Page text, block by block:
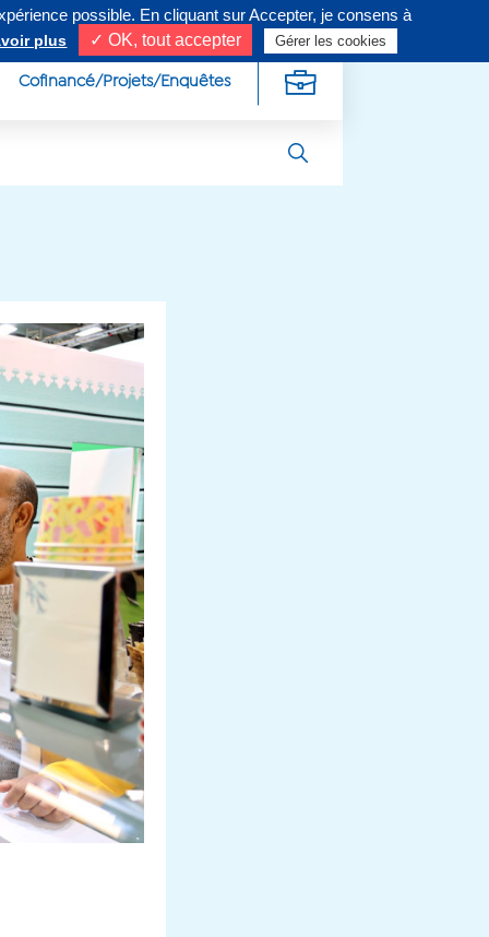
nous sur
Cofinancé/Projets/Enquêtes
possible. En cliquant sur Accepter, je consens à
plus ✓ OK, tout accepter Gérer les cookies